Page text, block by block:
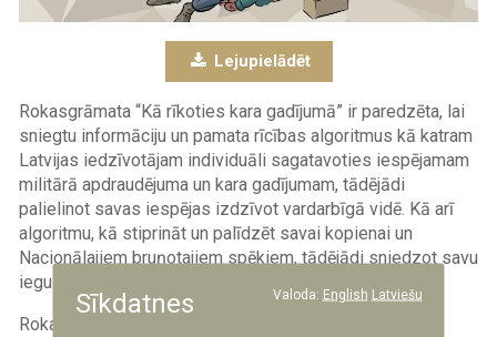
Lejupielādēt
Rokasgrāmata “Kā rīkoties kara gadījumā” ir paredzēta, lai
sniegtu informāciju un pamata rīcības algoritmus kā katram
Latvijas iedzīvotājam individuāli sagatavoties iespējamam
militārā apdraudējuma un kara gadījumam, tādējādi
palielinot savas iespējas izdzīvot vardarbīgā vidē. Kā arī
algoritmu, kā stiprināt un palīdzēt savai kopienai un
Nacionālajiem bruņotajiem spēkiem, tādējādi sniedzot savu
ieguldījumu pretinieka sakaušanā.
Rokasgrāmatai ir trīs galvenās sadaļas. Pirmajā sadaļā
Sīkdatnes Valoda: English Latviešu